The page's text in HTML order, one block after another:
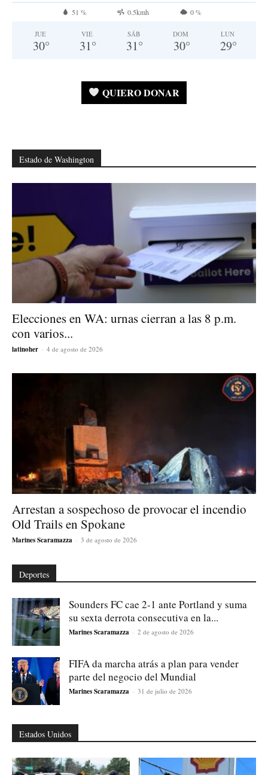
51 % 0.5kmh 0 %
JUE
30°
VIE
31°
SÁB
31°
DOM
30°
LUN
29°
QUIERO DONAR
Estado de Washington
Elecciones en WA: urnas cierran a las 8 p.m.
con varios...
latinoher - 4 de agosto de 2026
Arrestan a sospechoso de provocar el incendio
Old Trails en Spokane
Marines Scaramazza - 3 de agosto de 2026
Deportes
Sounders FC cae 2-1 ante Portland y suma
su sexta derrota consecutiva en la...
Marines Scaramazza - 2 de agosto de 2026
FIFA da marcha atrás a plan para vender
parte del negocio del Mundial
Marines Scaramazza - 31 de julio de 2026
Estados Unidos